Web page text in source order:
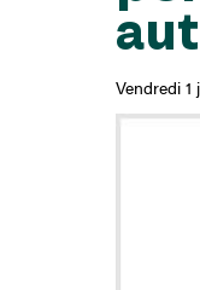
Vendredi 1